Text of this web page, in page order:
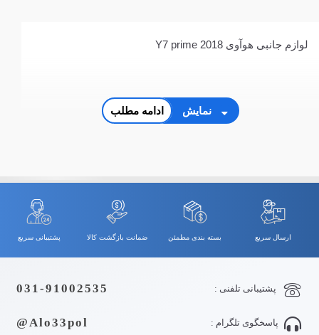
لوازم جانبی هوآوی Y7 prime 2018
نمایش ادامه مطلب
ارسال سریع بسته بندی مطمئن ضمانت بازگشت کالا پشتیبانی سریع
پشتیبانی تلفنی : 031-91002535
پاسخگوی تلگرام : Alo33pol@